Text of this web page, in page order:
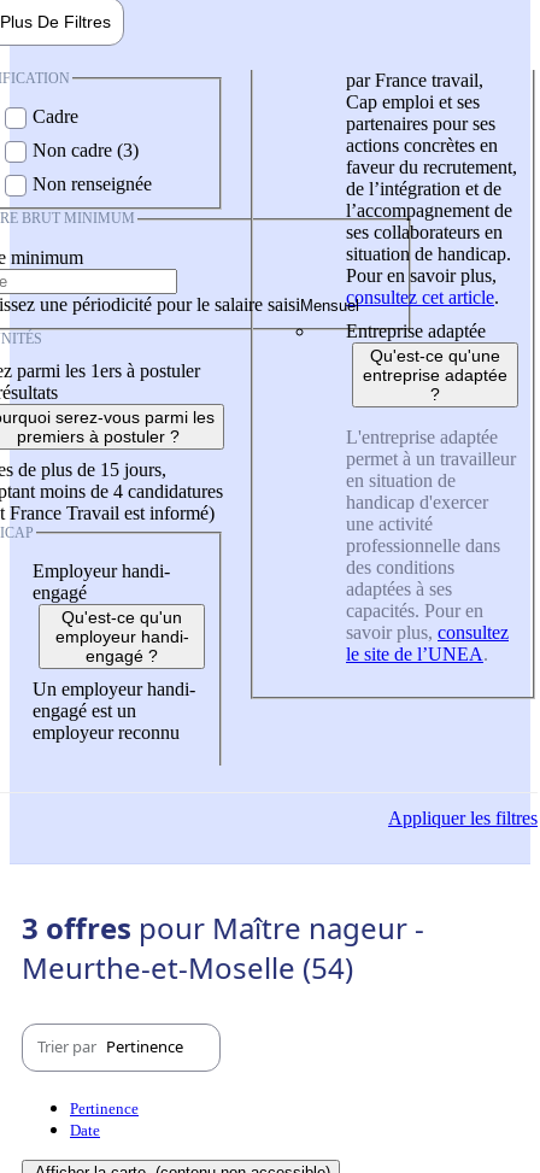
Plus De Filtres
Cadre
Non cadre (3)
Non renseignée
BRUT MINIMUM
minimum
une périodicité pour le salaire saisi
parmi les 1ers à postuler
serez-vous parmi les
premiers à postuler ?
de plus de 15 jours,
moins de 4 candidatures
France Travail est informé)
Employeur handi-
engagé
Qu'est-ce qu'un
employeur handi-
engagé ?
Un employeur handi-
engagé est un
employeur reconnu
par France travail,
Cap emploi et ses
partenaires pour ses
actions concrètes en
faveur du recrutement,
de l’intégration et de
l’accompagnement de
ses collaborateurs en
situation de handicap.
Pour en savoir plus,
consultez cet article.
Entreprise adaptée
Qu'est-ce qu'une
entreprise adaptée
?
L'entreprise adaptée
permet à un travailleur
en situation de
handicap d'exercer
une activité
professionnelle dans
des conditions
adaptées à ses
capacités. Pour en
savoir plus, consultez
le site de l’UNEA.
Appliquerles filtres
3 offres pour Maître nageur -
Meurthe-et-Moselle (54)
Trier par Pertinence
Pertinence
Date